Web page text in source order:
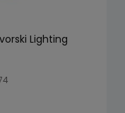
Lighting